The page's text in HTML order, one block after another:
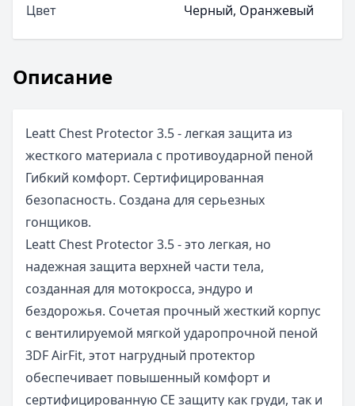
Описание
Leatt Chest Protector 3.5 - легкая защита из
жесткого материала с противоударной пеной
Гибкий комфорт. Сертифицированная
безопасность. Создана для серьезных
гонщиков.
Leatt Chest Protector 3.5 - это легкая, но
надежная защита верхней части тела,
созданная для мотокросса, эндуро и
бездорожья. Сочетая прочный жесткий корпус
с вентилируемой мягкой ударопрочной пеной
3DF AirFit, этот нагрудный протектор
обеспечивает повышенный комфорт и
сертифицированную CE защиту как груди, так и
Цвет
Черный, Oранжевый